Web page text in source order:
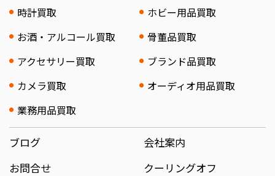
時計買取
ホビー用品買取
お酒・アルコール買取
骨董品買取
アクセサリー買取
ブランド品買取
カメラ買取
オーディオ用品買取
業務用品買取
ブログ
会社案内
お問合せ
クーリングオフ